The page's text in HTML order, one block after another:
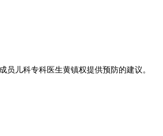
儿科专科医生黄镇权提供预防的建议。